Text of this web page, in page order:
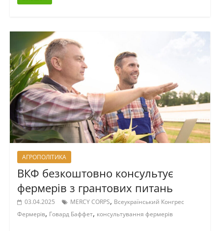
АГРОПОЛІТИКА
ВКФ безкоштовно консультує
фермерів з грантових питань
03.04.2025 MERCY CORPS, Всеукраїнський Конгрес
Фермерів, Говард Баффет, консультування фермерів